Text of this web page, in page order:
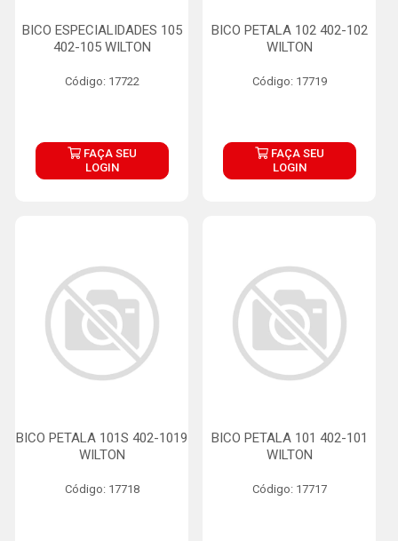
BICO ESPECIALIDADES 105
402-105 WILTON
Código: 17722
FAÇA SEU
LOGIN
BICO PETALA 102 402-102
WILTON
Código: 17719
FAÇA SEU
LOGIN
BICO PETALA 101S 402-1019
WILTON
Código: 17718
BICO PETALA 101 402-101
WILTON
Código: 17717